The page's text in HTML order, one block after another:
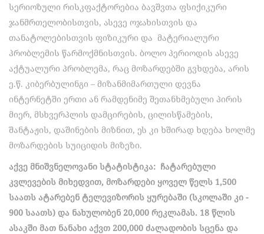
სერიოზული რისკფაქტორებია ბავშვთა ფსიქიკური
ჯანმრთელობისთვის, ასევე ოჯახისთვის და
თანატოლებისთვის ფიზიკური და მატერიალური
პრობლემის წარმოქმნისთვის. ბოლო პერიოდის ასევე
აქტუალური პრობლემა, რაც მოზარდებში გვხდება, არის
ე.წ. კიბერბულინგი – მიზანმიმართული დევნა
ინტერნეტში ერთი ან რამდენიმე შეთანხმებული პირის
მიერ, მსხვერპლის დამცირების, ცილისწამების,
შანტაჟის, დაშინების მიზნით, ეს კი ხშირად ხდება ხოლმე
მოზარდების სუიციდის მიზეზი.
აქვე მნიშვნელოვანი სტატისტიკა: ჩატარებული
კვლევების მიხედვით, მოზარდები ყოველ წელს 1,500
საათს ატარებენ ტელევიზორის ყურებაში (სკოლაში კი −
900 საათს) და ნახულობენ 20,000 რეკლამას. 18 წლის
ასაკში მათ ნანახი აქვთ 200,000 ძალადობის სცენა და